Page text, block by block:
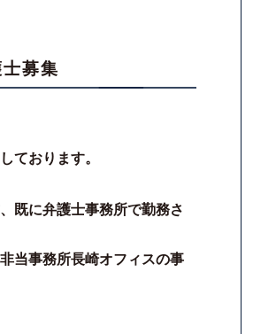
募集
ております。
既に弁護士事務所で勤務さ
当事務所長崎オフィスの事